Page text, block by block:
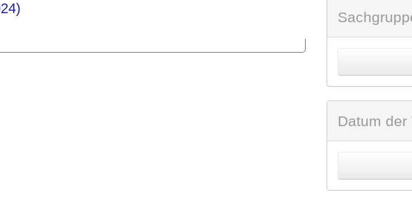
Datum der